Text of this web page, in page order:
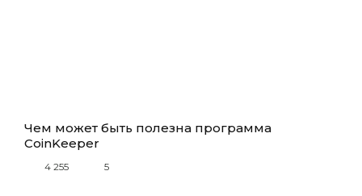
Чем может быть полезна программа
CoinKeeper
4 255 5